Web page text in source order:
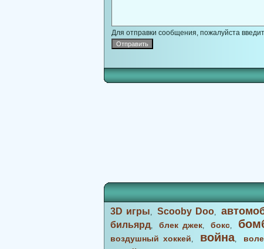
Для отправки сообщения, пожалуйста
3D игры,Scooby Doo,
бильярд,блек джек,бокс,
воздушный хоккей, война,